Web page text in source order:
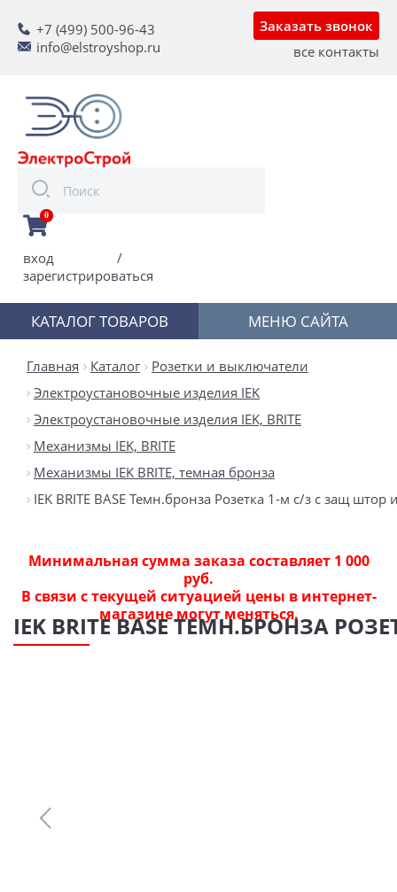
+7 (499) 500-96-43
info@elstroyshop.ru
Заказать звонок
все контакты
0
вход
/
зарегистрироваться
КАТАЛОГ ТОВАРОВ МЕНЮ САЙТА
Главная Каталог
Розетки и выключатели
Электроустановочные изделия IEK
Электроустановочные изделия IEK, BRITE
Механизмы IEK, BRITE
Механизмы IEK BRITE, темная бронза
IEK BRITE BASE Темн.бронза Розетка 1-м с/з с защ
Минимальная сумма заказа составляет 1 000
руб.
В связи с текущей ситуацией цены в интернет-
магазине могут меняться.
IEK BRITE BASE ТЕМН.БРОНЗА